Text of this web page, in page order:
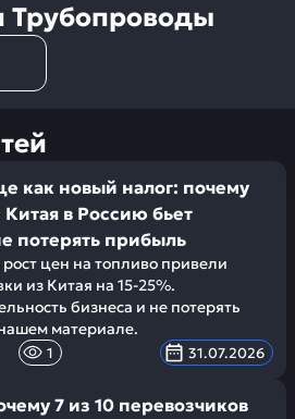
Трубопроводы
как новый налог: почему
Китая в Россию бьет
потерять прибыль
цен на топливо привели
из Китая на 15-25%.
бизнеса и не потерять
материале.
1 31.07.2026
7 из 10 перевозчиков